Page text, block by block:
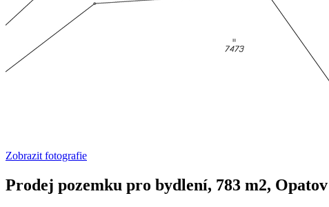
Zobrazit fotografie
Prodej pozemku pro bydlení, 783 m2, Opatov